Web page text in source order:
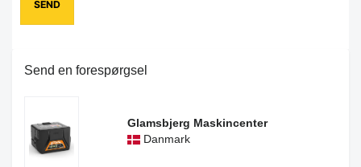
Send en forespørgsel
Glamsbjerg Maskincenter
Danmark